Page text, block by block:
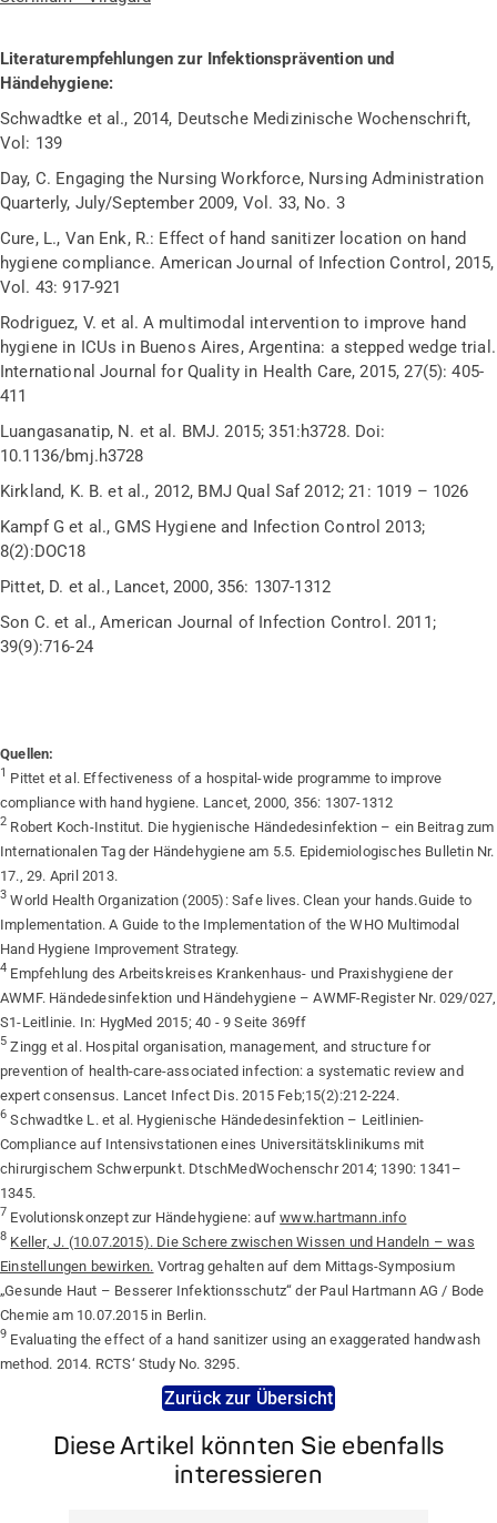
Literaturempfehlungen zur Infektionsprävention und
Händehygiene:
Schwadtke et al., 2014, Deutsche Medizinische Wochenschrift,
Vol: 139
Day, C. Engaging the Nursing Workforce, Nursing Administration
Quarterly, July/September 2009, Vol. 33, No. 3
Cure, L., Van Enk, R.: Effect of hand sanitizer location on hand
hygiene compliance. American Journal of Infection Control, 2015,
Vol. 43: 917-921
Rodriguez, V. et al. A multimodal intervention to improve hand
hygiene in ICUs in Buenos Aires, Argentina: a stepped wedge trial.
International Journal for Quality in Health Care, 2015, 27(5): 405-
411
Luangasanatip, N. et al. BMJ. 2015; 351:h3728. Doi:
10.1136/bmj.h3728
Kirkland, K. B. et al., 2012, BMJ Qual Saf 2012; 21: 1019 – 1026
Kampf G et al., GMS Hygiene and Infection Control 2013;
8(2):DOC18
Pittet, D. et al., Lancet, 2000, 356: 1307-1312
Son C. et al., American Journal of Infection Control. 2011;
39(9):716-24
Quellen:
1 Pittet et al. Effectiveness of a hospital-wide programme to improve
compliance with hand hygiene. Lancet, 2000, 356: 1307-1312
2 Robert Koch-Institut. Die hygienische Händedesinfektion – ein Beitrag zum
Internationalen Tag der Händehygiene am 5.5. Epidemiologisches Bulletin Nr.
17., 29. April 2013.
3 World Health Organization (2005): Safe lives. Clean your hands.Guide to
Implementation. A Guide to the Implementation of the WHO Multimodal
Hand Hygiene Improvement Strategy.
4 Empfehlung des Arbeitskreises Krankenhaus- und Praxishygiene der
AWMF. Händedesinfektion und Händehygiene – AWMF-Register Nr. 029/027,
S1-Leitlinie. In: HygMed 2015; 40 - 9 Seite 369ff
5 Zingg et al. Hospital organisation, management, and structure for
prevention of health-care-associated infection: a systematic review and
expert consensus. Lancet Infect Dis. 2015 Feb;15(2):212-224.
6 Schwadtke L. et al. Hygienische Händedesinfektion – Leitlinien-
Compliance auf Intensivstationen eines Universitätsklinikums mit
chirurgischem Schwerpunkt. DtschMedWochenschr 2014; 1390: 1341–
1345.
7 Evolutionskonzept zur Händehygiene: aufwww.hartmann.info
8 Keller, J. (10.07.2015). Die Schere zwischen Wissen und Handeln – was
Einstellungen bewirken. Vortrag gehalten auf dem Mittags-Symposium
„Gesunde Haut – Besserer Infektionsschutz“ der Paul Hartmann AG / Bode
Chemie am 10.07.2015 in Berlin.
9 Evaluating the effect of a hand sanitizer using an exaggerated handwash
method. 2014. RCTS‘ Study No. 3295.
Zurück zur Übersicht
Diese Artikel könnten Sie ebenfalls
interessieren